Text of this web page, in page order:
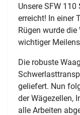
Unsere SFW
erreicht! In einer
Rügen wurde
wichtiger
Die robuste
geliefert. Nun
der Wägezellen,
alle Arbeiten